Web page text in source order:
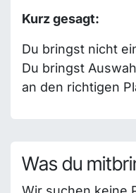
Kurz gesagt:
Du bringst nicht
Du bringst
an den richtigen
Was du